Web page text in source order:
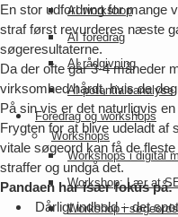
AI workshop
AI foredrag
AI rådgivning
AI potentialeanalyse
Foredrag og workshops
Workshops
Workshops i digital
Workshop: Lær at
Workshop i
En stor udfordring for mange
straf først revurderes næste
søgeresultaterne.
Da der ofte går 3-4 måneder
virksomhed hårdt, hvis de
På sin vis er det naturligvis
Frygten for at blive udeladt af
vitale søgeord kan få de
straffer og undgå det.
Pandaen har især fokus på:
Dårligt indhold – det